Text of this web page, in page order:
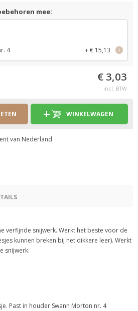
mee:
4 + € 15,13 i
€ 3,03
incl. BTW
WINKELWAGEN
van Nederland
verfijnde snijwerk. Werkt het beste voor de
kunnen breken bij het dikkere leer). Werkt
snijwerk.
Past in houder Swann Morton nr. 4